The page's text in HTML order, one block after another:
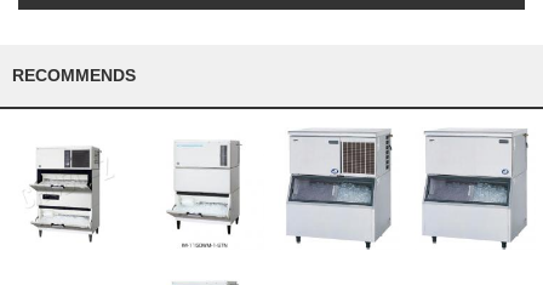
RECOMMENDS